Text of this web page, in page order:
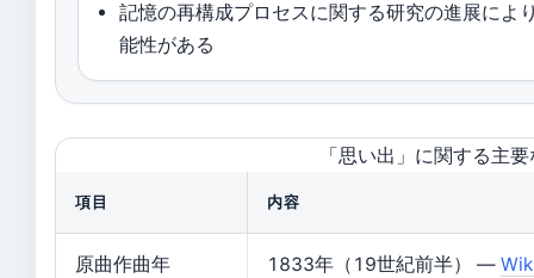
記憶の再構成プロセスに関する研究の進展によ
能性がある
「思い出」に関する主
項目 内容
原曲作曲年 1833年（19世紀前半） —